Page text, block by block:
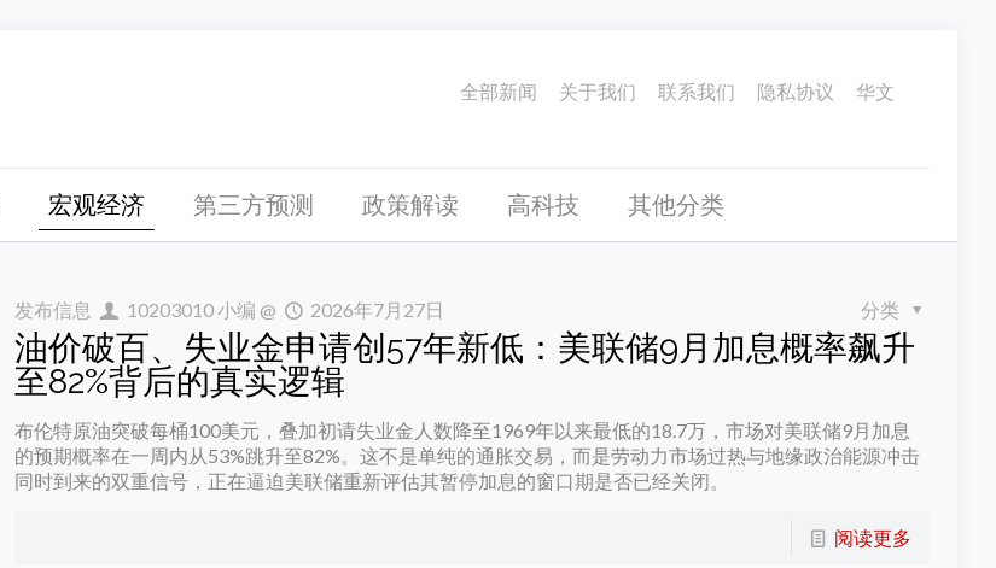
宏观经济 第三方预测 政策解读 高科技 其他分类
全部新闻 关于我们 联系我们 隐私协议 华文
发布信息 10203010 小编 @ 2026年7月27日 分类
油价破百、失业金申请创57年新低：美联储9月加息概率飙升
至82%背后的真实逻辑
布伦特原油突破每桶100美元，叠加初请失业金人数降至1969年以来最低的18.7万，市场对美联储9月加息
的预期概率在一周内从53%跳升至82%。这不是单纯的通胀交易，而是劳动力市场过热与地缘政治能源冲击
同时到来的双重信号，正在逼迫美联储重新评估其暂停加息的窗口期是否已经关闭。
阅读更多